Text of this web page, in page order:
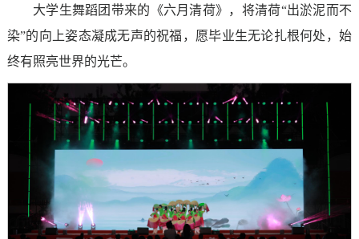
大学生舞蹈团带来的《六月清荷》，将清荷“出淤泥而不
染”的向上姿态凝成无声的祝福，愿毕业生无论扎根何处，始
终有照亮世界的光芒。